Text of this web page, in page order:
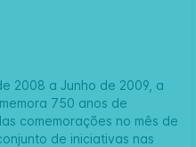
2008 a Junho de 2009, a
750 anos de
comemorações no mês de
de iniciativas nas